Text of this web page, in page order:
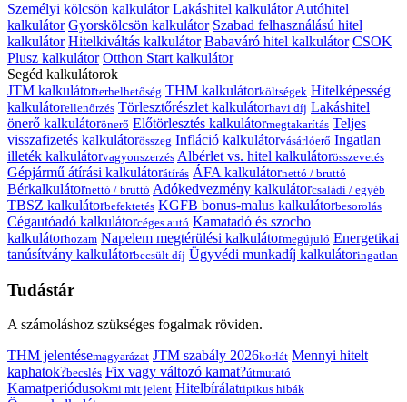
Személyi kölcsön kalkulátor Lakáshitel kalkulátor Autóhitel
kalkulátor Gyorskölcsön kalkulátor Szabad felhasználású hitel
kalkulátor Hitelkiváltás kalkulátor Babaváró hitel kalkulátor CSOK
Plusz kalkulátor Otthon Start kalkulátor
Segéd kalkulátorok
JTM kalkulátorterhelhetőség THM kalkulátorköltségek Hitelképesség
kalkulátorellenőrzés Törlesztőrészlet kalkulátorhavi díj Lakáshitel
önerő kalkulátorönerő Előtörlesztés kalkulátormegtakarítás Teljes
visszafizetés kalkulátorösszeg Infláció kalkulátorvásárlóerő Ingatlan
illeték kalkulátorvagyonszerzés Albérlet vs. hitel kalkulátorösszevetés
Gépjármű átírási kalkulátorátírás ÁFA kalkulátornettó / bruttó
Bérkalkulátornettó / bruttó Adókedvezmény kalkulátorcsaládi / egyéb
TBSZ kalkulátorbefektetés KGFB bonus-malus kalkulátorbesorolás
Cégautóadó kalkulátorcéges autó Kamatadó és szocho
kalkulátorhozam Napelem megtérülési kalkulátormegújuló Energetikai
tanúsítvány kalkulátorbecsült díj Ügyvédi munkadíj kalkulátoringatlan
Tudástár
A számoláshoz szükséges fogalmak röviden.
THM jelentésemagyarázat JTM szabály 2026korlát Mennyi hitelt
kaphatok?becslés Fix vagy változó kamat?útmutató
Kamatperiódusokmi mit jelent Hitelbírálattipikus hibák